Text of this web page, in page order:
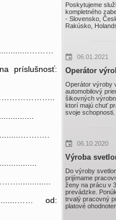
Poskytujeme
kompletného
- Slovensko,
Rakúsko,
06.01.2021
Operátor
Operátor výroby
automobilový
šikovných
ktorí majú chuť
svoje schopnosti.
06.10.2020
Výroba
Do výroby
prijímame
ženy na prácu v
prevádzke.
trvalý pracovný
platové
príslušnosť:
..…………………..
od: